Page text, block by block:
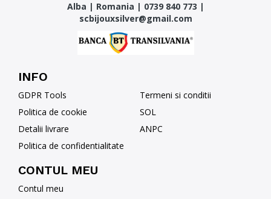
Alba | Romania | 0739 840 773 |
scbijouxsilver@gmail.com
INFO
GDPR Tools
Politica de cookie
Detalii livrare
Politica de confidentialitate
Termeni si conditii
SOL
ANPC
CONTUL MEU
Contul meu